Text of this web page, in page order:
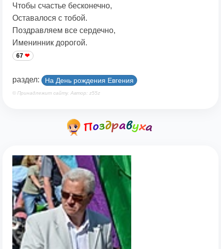
Чтобы счастье бесконечно,
Оставалося с тобой.
Поздравляем все сердечно,
Именинник дорогой.
67
раздел: На День рождения Евгения
© Принадлежит сайту. Автор: z55z